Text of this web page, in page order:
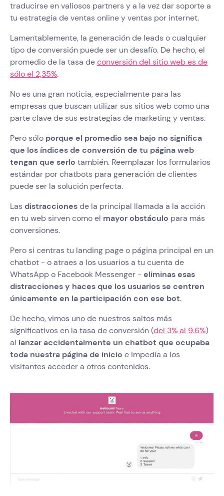
traducirse en valiosos partners y a la vez dar soporte a
tu estrategia de ventas online y ventas por internet.
Lamentablemente, la generación de leads o cualquier
tipo de conversión puede ser un desafío. De hecho, el
promedio de la tasa deconversión del sitio web es de
sólo el 2,35%.
No es una gran noticia, especialmente para las
empresas que buscan utilizar sus sitios web como una
parte clave de sus estrategias de marketing y ventas.
Pero sólo porque el promedio sea bajo no significa
que los índices de conversión de tu página web
tengan que serlo también. Reemplazar los formularios
estándar por chatbots para generación de clientes
puede ser la solución perfecta.
Las distraccionesde la principal llamada a la acción
en tu web sirven como el mayor obstáculo para más
conversiones.
Pero si centras tu landing page o página principal en un
chatbot - o atraes a los usuarios a tu cuenta de
WhatsApp o Facebook Messenger -eliminas esas
distracciones y haces que los usuarios se centren
únicamente en la participación con ese bot.
De hecho, vimos uno de nuestros saltos más
significativos en la tasa de conversión (del 3% al 9.6%)
al lanzar accidentalmente un chatbot que ocupaba
toda nuestra página de inicio e impedía a los
visitantes acceder a otros contenidos.